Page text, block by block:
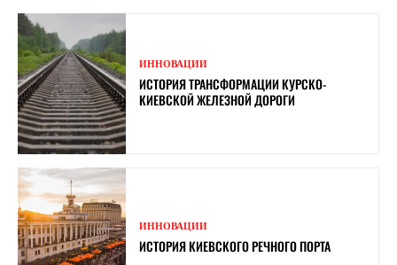
ИННОВАЦИИ
ИСТОРИЯ ТРАНСФОРМАЦИИ КУРСКО-
КИЕВСКОЙ ЖЕЛЕЗНОЙ ДОРОГИ
ИННОВАЦИИ
ИСТОРИЯ КИЕВСКОГО РЕЧНОГО ПОРТА